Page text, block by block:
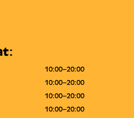
10:00–20:00
10:00–20:00
10:00–20:00
10:00–20:00